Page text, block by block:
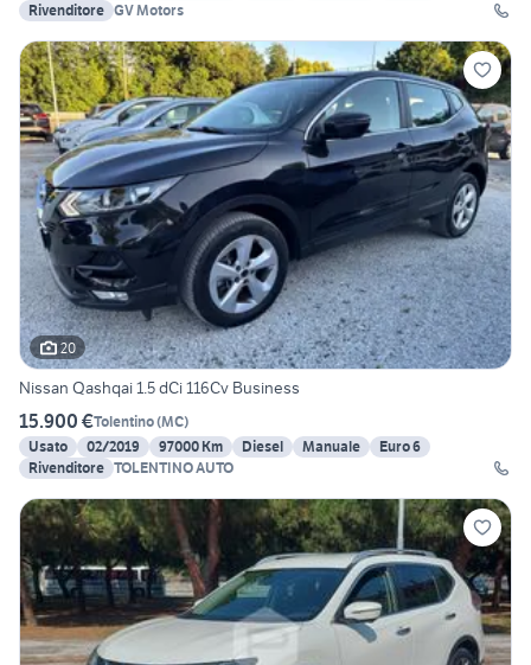
Rivenditore GV Motors
20
Nissan Qashqai 1.5 dCi 116Cv Business
15.900 €Tolentino(MC)
Usato
02/2019 97000 Km Diesel Manuale
Euro 6
Rivenditore TOLENTINO AUTO